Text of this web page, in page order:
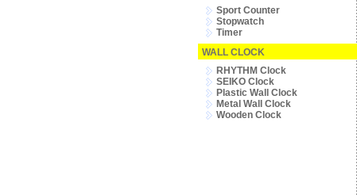
Sport Counter
Stopwatch
Timer
WALL CLOCK
RHYTHM Clock
SEIKO Clock
Plastic Wall Clock
Metal Wall Clock
Wooden Clock